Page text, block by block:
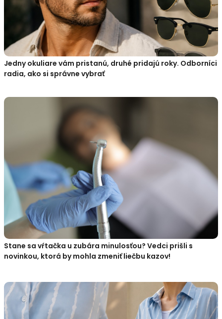
Jedny okuliare vám pristanú, druhé pridajú roky. Odborníci
radia, ako si správne vybrať
Stane sa vŕtačka u zubára minulosťou? Vedci prišli s
novinkou, ktorá by mohla zmeniť liečbu kazov!